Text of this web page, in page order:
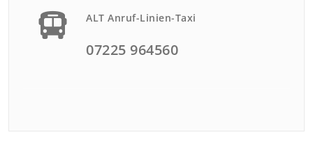
ALT Anruf-Linien-Taxi
07225 964560